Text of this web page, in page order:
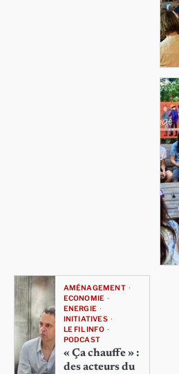
AMÉNAGEMENT
ECONOMIE
ENERGIE
INITIATIVES
LE FIL INFO
PODCAST
« Ça chauffe » :
des acteurs du